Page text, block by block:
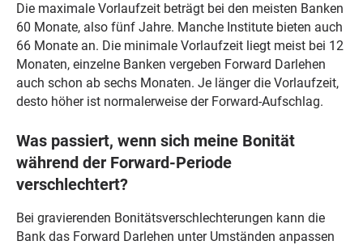
Die maximale Vorlaufzeit beträgt bei den meisten Banken
60 Monate, also fünf Jahre. Manche Institute bieten auch
66 Monate an. Die minimale Vorlaufzeit liegt meist bei 12
Monaten, einzelne Banken vergeben Forward Darlehen
auch schon ab sechs Monaten. Je länger die Vorlaufzeit,
desto höher ist normalerweise der Forward-Aufschlag.
Was passiert, wenn sich meine Bonität
während der Forward-Periode
verschlechtert?
Bei gravierenden Bonitätsverschlechterungen kann die
Bank das Forward Darlehen unter Umständen anpassen